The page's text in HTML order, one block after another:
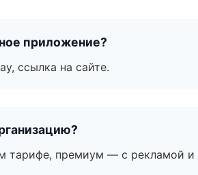
приложение?
ссылка на сайте.
тарифе, премиум — с рекламой и